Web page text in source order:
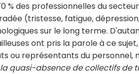
% des professionnelles du
(tristesse, fatigue,
sur le long terme.
ont pris la parole à ce
ou représentants du personnel,
quasi-absence de collectifs de